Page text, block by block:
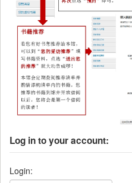
Log in to your account:
Login: